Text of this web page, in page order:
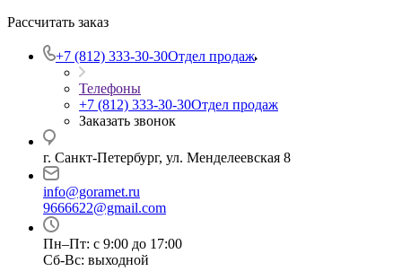
Рассчитать заказ
+7 (812) 333-30-30Отдел продаж
Телефоны
+7 (812) 333-30-30Отдел продаж
Заказать звонок
г. Санкт-Петербург, ул. Менделеевская 8
info@goramet.ru
9666622@gmail.com
Пн–Пт: с 9:00 до 17:00
Сб-Вс: выходной